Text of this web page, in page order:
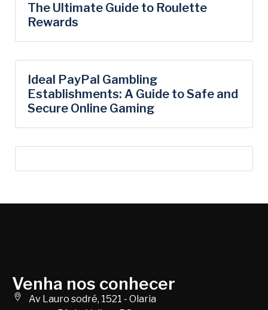
The Ultimate Guide to Roulette
Rewards
Ideal PayPal Gambling
Establishments: A Guide to Safe and
Secure Online Gaming
Venha nos conhecer
Av Lauro sodré, 1521 - Olaria